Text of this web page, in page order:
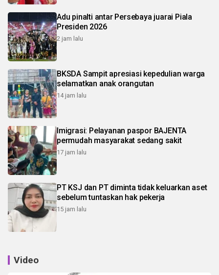
Adu pinalti antar Persebaya juarai Piala
Presiden 2026
2 jam lalu
BKSDA Sampit apresiasi kepedulian warga
selamatkan anak orangutan
14 jam lalu
Imigrasi: Pelayanan paspor BAJENTA
permudah masyarakat sedang sakit
17 jam lalu
PT KSJ dan PT diminta tidak keluarkan aset
sebelum tuntaskan hak pekerja
15 jam lalu
Video